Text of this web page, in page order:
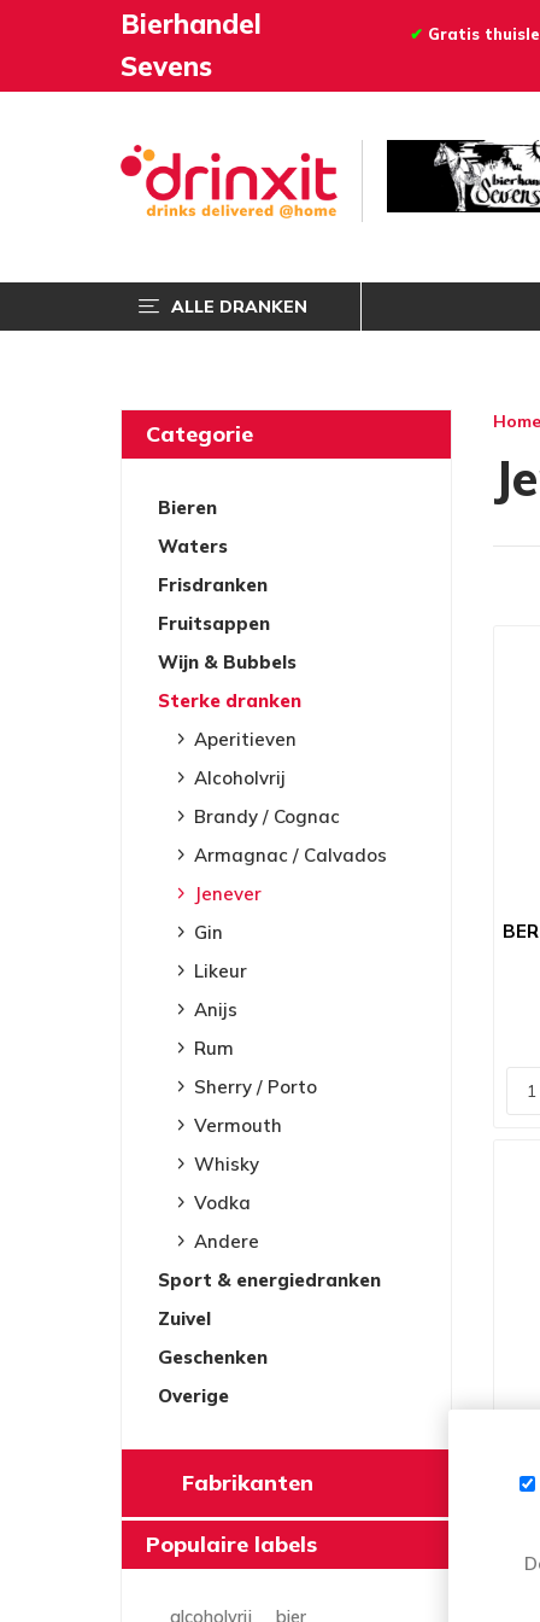
Bierhandel
Sevens
✔ Gratis
ALLE DRANKEN
Categorie
Bieren
Waters
Frisdranken
Fruitsappen
Wijn & Bubbels
Sterke dranken
Aperitieven
Alcoholvrij
Brandy / Cognac
Armagnac / Calvados
Jenever
Gin
Likeur
Anijs
Rum
Sherry / Porto
Vermouth
Whisky
Vodka
Andere
Sport & energiedranken
Zuivel
Geschenken
Overige
Fabrikanten
Populaire labels
alcoholvrij bier
Home